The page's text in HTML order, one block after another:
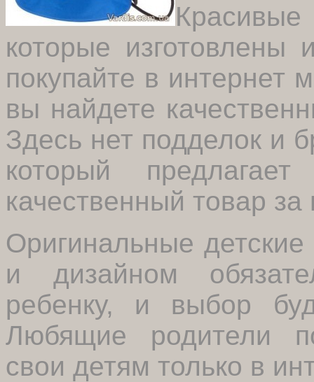
Красивые
которые изготовлены
покупайте в интернет
вы найдете
Здесь нет подделок и
который
качественный товар
Оригинальные
и дизайном
ребенку, и выбор
Любящие родители
свои детям только в